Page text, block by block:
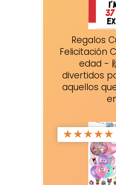
Regalos
Felicitación
edad -
divertidos
aquellos
★★★★★